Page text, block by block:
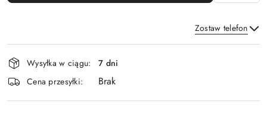
Zostaw telefon
Dostępność
i
dostawa
Wysyłka w ciągu:
7 dni
Cena przesyłki:
Brak